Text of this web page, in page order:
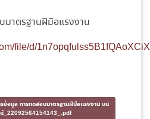
มาตรฐานฝีมือแรงงาน
file/d/
ข้อมูล การทดสอบมาตรฐานฝีมือแรงงาน บน
ด์_22092564154143_.pdf